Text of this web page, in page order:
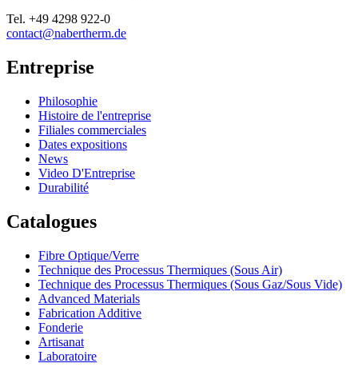
Tel. +49 4298 922-0
contact@nabertherm.de
Entreprise
Philosophie
Histoire de l'entreprise
Filiales commerciales
Dates expositions
News
Video D'Entreprise
Durabilité
Catalogues
Fibre Optique/Verre
Technique des Processus Thermiques (Sous Air)
Technique des Processus Thermiques (Sous Gaz/Sous Vide)
Advanced Materials
Fabrication Additive
Fonderie
Artisanat
Laboratoire